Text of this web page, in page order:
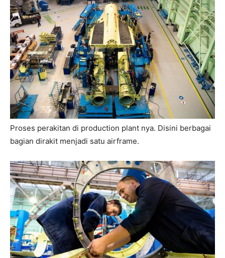
Proses perakitan di production plant nya. Disini berbagai
bagian dirakit menjadi satu airframe.